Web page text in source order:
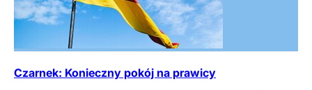
Czarnek: Konieczny pokój na prawicy